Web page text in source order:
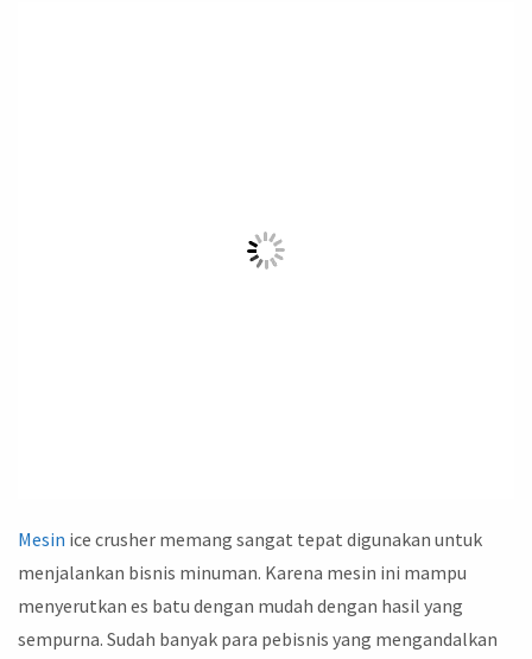
Mesin ice crusher memang sangat tepat digunakan untuk
menjalankan bisnis minuman. Karena mesin ini mampu
menyerutkan es batu dengan mudah dengan hasil yang
sempurna. Sudah banyak para pebisnis yang mengandalkan